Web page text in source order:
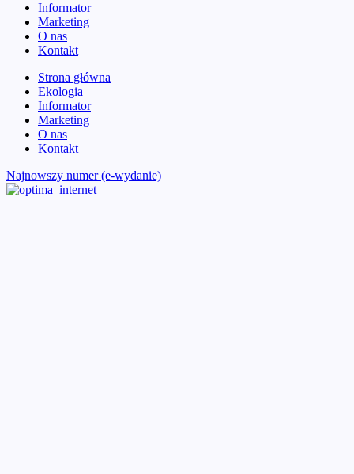
Informator
Marketing
O nas
Kontakt
Strona główna
Ekologia
Informator
Marketing
O nas
Kontakt
Najnowszy numer (e-wydanie)